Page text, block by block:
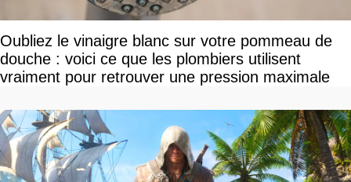
Oubliez le vinaigre blanc sur votre pommeau de
douche : voici ce que les plombiers utilisent
vraiment pour retrouver une pression maximale